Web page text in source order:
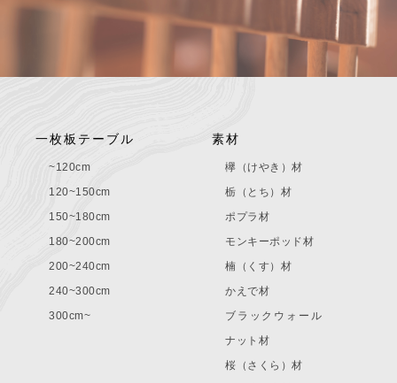
一枚板テーブル
~120cm
120~150cm
150~180cm
180~200cm
200~240cm
240~300cm
300cm~
素材
欅（けやき）材
栃（とち）材
ポプラ材
モンキーポッド材
楠（くす）材
かえで材
ブラックウォール
ナット材
桜（さくら）材